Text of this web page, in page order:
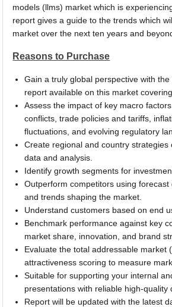
models (llms) market which is
report gives a guide to the trends which
market over the next ten years and
Reasons to Purchase
Gain a truly global perspective with
report available on this market
Assess the impact of key macro
conflicts, trade policies and tariffs,
fluctuations, and evolving regulatory
Create regional and country strategies
data and analysis.
Identify growth segments for
Outperform competitors using
and trends shaping the market.
Understand customers based on end
Benchmark performance against key
market share, innovation, and brand
Evaluate the total addressable market
attractiveness scoring to measure
Suitable for supporting your internal
presentations with reliable high-quality
Report will be updated with the latest